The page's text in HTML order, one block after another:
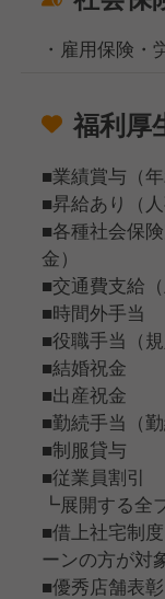
・雇用保険・
福利厚
■業績賞与（年
■昇給あり（
■各種社会保
金）
■交通費支給
■時間外手当
■役職手当（規
■結婚祝金
■出産祝金
■勤続手当（
■制服貸与
■従業員割引
┗展開する全
■借上社宅制
ーンの方が対
■優秀店舗表彰